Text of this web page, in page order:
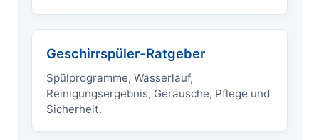
Geschirrspüler-Ratgeber
Spülprogramme, Wasserlauf,
Reinigungsergebnis, Geräusche, Pflege und
Sicherheit.